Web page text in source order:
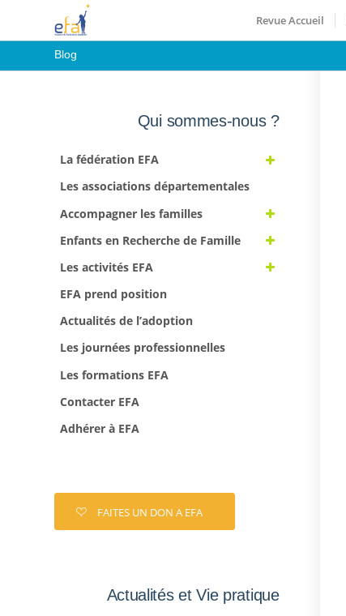
Revue Accueil
Blog
Qui sommes-nous ?
La fédération EFA
Les associations départementales
Accompagner les familles
Enfants en Recherche de Famille
Les activités EFA
EFA prend position
Actualités de l’adoption
Les journées professionnelles
Les formations EFA
Contacter EFA
Adhérer à EFA
FAITES UN DON A EFA
Actualités et Vie pratique